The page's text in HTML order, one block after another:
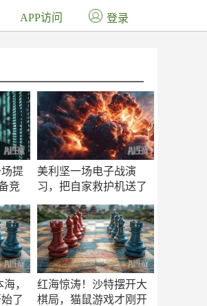
提
竞
美利坚一场电子战演
习，把自家救护机送了
，
了
红海惊涛！沙特摆开大
棋局，猫鼠游戏才刚开
APP访问 登录